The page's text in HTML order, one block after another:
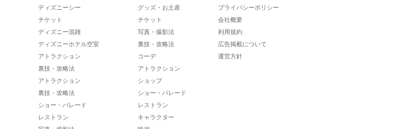
ディズニーシー
チケット
ディズニー混雑
ディズニーホテル空室
アトラクション
裏技・攻略法
アトラクション
裏技・攻略法
ショー・パレード
レストラン
グッズ・お土産
チケット
写真・撮影法
裏技・攻略法
コーデ
アトラクション
ショップ
ショー・パレード
レストラン
キャラクター
プライバシーポリシー
会社概要
利用規約
広告掲載について
運営方針